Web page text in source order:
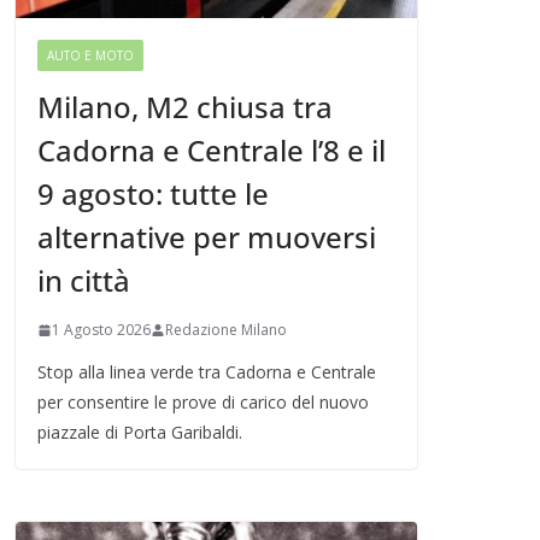
AUTO E MOTO
Milano, M2 chiusa tra
Cadorna e Centrale l’8 e il
9 agosto: tutte le
alternative per muoversi
in città
1 Agosto 2026 Redazione Milano
Stop alla linea verde tra Cadorna e Centrale
per consentire le prove di carico del nuovo
piazzale di Porta Garibaldi.